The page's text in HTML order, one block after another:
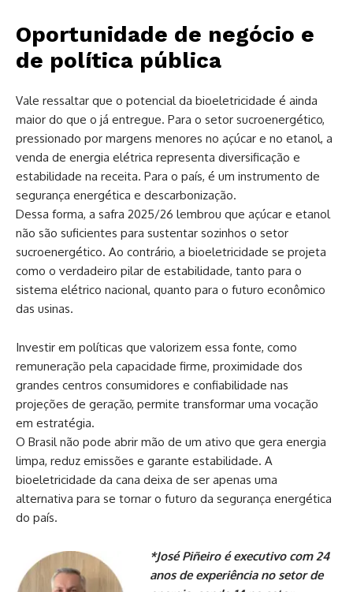
Oportunidade de negócio e
de política pública
Vale ressaltar que o potencial da bioeletricidade é ainda
maior do que o já entregue. Para o setor sucroenergético,
pressionado por margens menores no açúcar e no etanol, a
venda de energia elétrica representa diversificação e
estabilidade na receita. Para o país, é um instrumento de
segurança energética e descarbonização.
Dessa forma, a safra 2025/26 lembrou que açúcar e etanol
não são suficientes para sustentar sozinhos o setor
sucroenergético. Ao contrário, a bioeletricidade se projeta
como o verdadeiro pilar de estabilidade, tanto para o
sistema elétrico nacional, quanto para o futuro econômico
das usinas.
Investir em políticas que valorizem essa fonte, como
remuneração pela capacidade firme, proximidade dos
grandes centros consumidores e confiabilidade nas
projeções de geração, permite transformar uma vocação
em estratégia.
O Brasil não pode abrir mão de um ativo que gera energia
limpa, reduz emissões e garante estabilidade. A
bioeletricidade da cana deixa de ser apenas uma
alternativa para se tornar o futuro da segurança energética
do país.
*José Piñeiro é executivo com 24
anos de experiência no setor de